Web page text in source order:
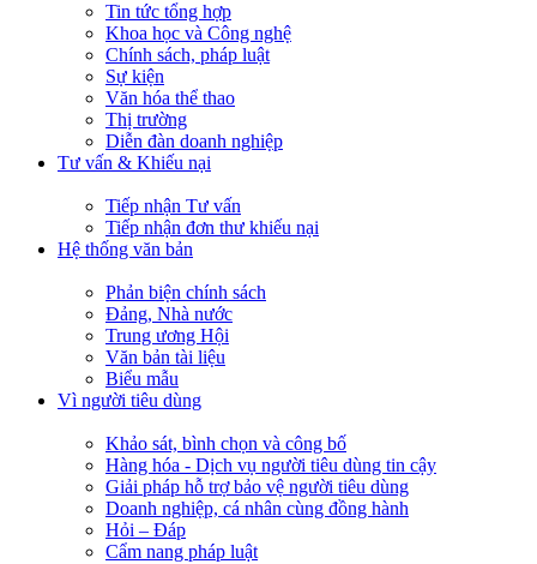
Tin tức tổng hợp
Khoa học và Công nghệ
Chính sách, pháp luật
Sự kiện
Văn hóa thể thao
Thị trường
Diễn đàn doanh nghiệp
Tư vấn & Khiếu nại
Tiếp nhận Tư vấn
Tiếp nhận đơn thư khiếu nại
Hệ thống văn bản
Phản biện chính sách
Đảng, Nhà nước
Trung ương Hội
Văn bản tài liệu
Biểu mẫu
Vì người tiêu dùng
Khảo sát, bình chọn và công bố
Hàng hóa - Dịch vụ người tiêu dùng tin cậy
Giải pháp hỗ trợ bảo vệ người tiêu dùng
Doanh nghiệp, cá nhân cùng đồng hành
Hỏi – Đáp
Cẩm nang pháp luật